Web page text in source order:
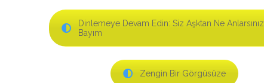
Dinlemeye Devam Edin: Siz Aşktan Ne Anlarsınız
Bayım
Zengin Bir Görgüsüze